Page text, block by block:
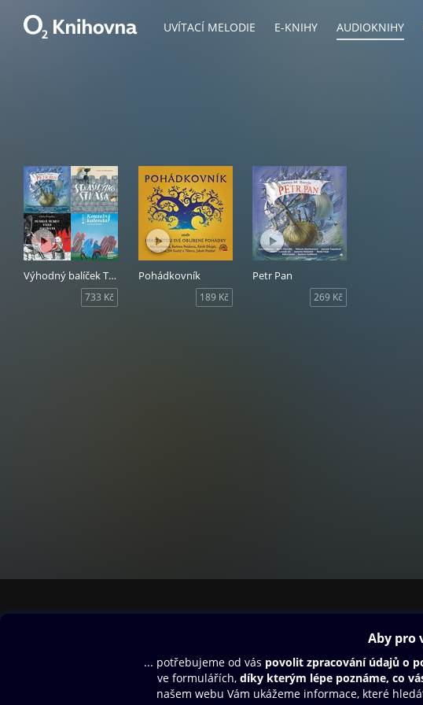
UVÍTACÍ MELODIE E-KNIHY AUDIOKNIHY
Výhodný balíček Tympanum - Dramatizace pro děti
733 Kč
Pohádkovník
189 Kč
Petr Pan
269 Kč
Aplikace a hry
SMS/MMS Info
Blog
Dárkový poukaz
Nápověda